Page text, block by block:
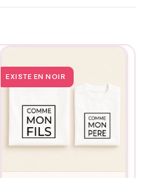
peut-être, lui aussi, une
EXISTE EN NOIR